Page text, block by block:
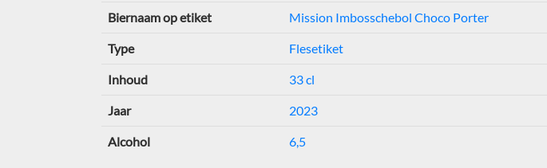
Biernaam op etiket Mission Imbosschebol Choco Porter
Type Flesetiket
Inhoud 33 cl
Jaar 2023
Alcohol 6,5